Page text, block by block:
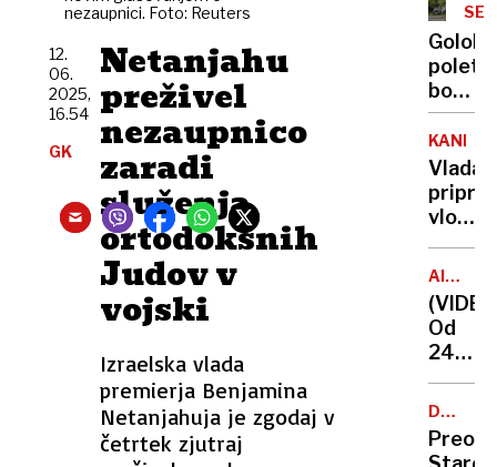
nezaupnici. Foto: Reuters
Netanjahu
preživel
nezaupnico
zaradi
služenja
ortodoksnih
Judov v
vojski
Izraelska vlada
premierja Benjamina
Netanjahuja je zgodaj v
četrtek zjutraj
12.
06.
2025,
16.54
GK
letala
Air
India
poletni
Za
pol
leta
znižali
tudi
na
KANIN
Vlada
vložiti
do
30
evrov
v
novo
žičnico
AIR
INDIA
Od
242
ljudi
na
krovu
letala
OSKRBA